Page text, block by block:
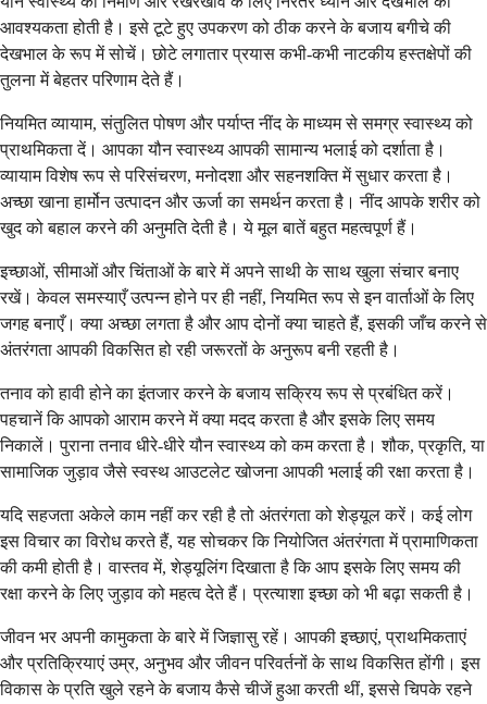
आवश्यकता होती है। इसे टूटे हुए उपकरण को ठीक करने के बजाय बगीचे की
देखभाल के रूप में सोचें। छोटे लगातार प्रयास कभी-कभी नाटकीय हस्तक्षेपों की
तुलना में बेहतर परिणाम देते हैं।
नियमित व्यायाम, संतुलित पोषण और पर्याप्त नींद के माध्यम से समग्र स्वास्थ्य को
प्राथमिकता दें। आपका यौन स्वास्थ्य आपकी सामान्य भलाई को दर्शाता है।
व्यायाम विशेष रूप से परिसंचरण, मनोदशा और सहनशक्ति में सुधार करता है।
अच्छा खाना हार्मोन उत्पादन और ऊर्जा का समर्थन करता है। नींद आपके शरीर को
खुद को बहाल करने की अनुमति देती है। ये मूल बातें बहुत महत्वपूर्ण हैं।
इच्छाओं, सीमाओं और चिंताओं के बारे में अपने साथी के साथ खुला संचार बनाए
रखें। केवल समस्याएँ उत्पन्न होने पर ही नहीं, नियमित रूप से इन वार्ताओं के लिए
जगह बनाएँ। क्या अच्छा लगता है और आप दोनों क्या चाहते हैं, इसकी जाँच करने से
अंतरंगता आपकी विकसित हो रही जरूरतों के अनुरूप बनी रहती है।
तनाव को हावी होने का इंतजार करने के बजाय सक्रिय रूप से प्रबंधित करें।
पहचानें कि आपको आराम करने में क्या मदद करता है और इसके लिए समय
निकालें। पुराना तनाव धीरे-धीरे यौन स्वास्थ्य को कम करता है। शौक, प्रकृति, या
सामाजिक जुड़ाव जैसे स्वस्थ आउटलेट खोजना आपकी भलाई की रक्षा करता है।
यदि सहजता अकेले काम नहीं कर रही है तो अंतरंगता को शेड्यूल करें। कई लोग
इस विचार का विरोध करते हैं, यह सोचकर कि नियोजित अंतरंगता में प्रामाणिकता
की कमी होती है। वास्तव में, शेड्यूलिंग दिखाता है कि आप इसके लिए समय की
रक्षा करने के लिए जुड़ाव को महत्व देते हैं। प्रत्याशा इच्छा को भी बढ़ा सकती है।
जीवन भर अपनी कामुकता के बारे में जिज्ञासु रहें। आपकी इच्छाएं, प्राथमिकताएं
और प्रतिक्रियाएं उम्र, अनुभव और जीवन परिवर्तनों के साथ विकसित होंगी। इस
विकास के प्रति खुले रहने के बजाय कैसे चीजें हुआ करती थीं, इससे चिपके रहने